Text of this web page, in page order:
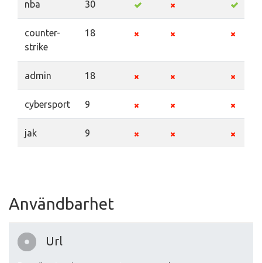
nba 30
counter-
strike
18
admin 18
cybersport 9
jak 9
Användbarhet
Url